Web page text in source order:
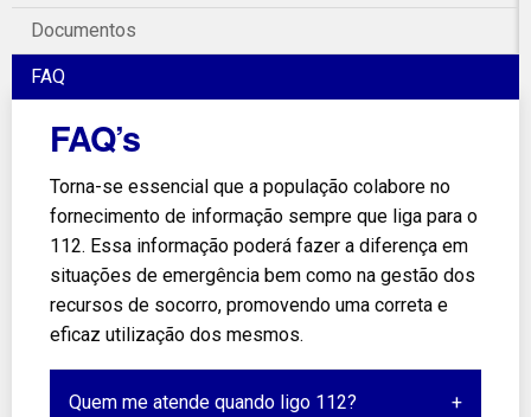
Documentos
FAQ
FAQ’s
Torna-se essencial que a população colabore no
fornecimento de informação sempre que liga para o
112. Essa informação poderá fazer a diferença em
situações de emergência bem como na gestão dos
recursos de socorro, promovendo uma correta e
eficaz utilização dos mesmos.
Quem me atende quando ligo 112?